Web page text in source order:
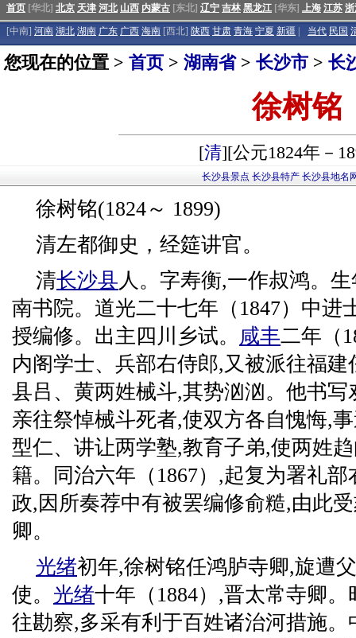
首页 [华北] 北京 天津 河北 山西 内蒙古 [东北] 辽宁 吉林 黑龙江 [华东] 上海 江苏
[中南] 河南 湖北 湖南 广东 广西 海南 [西北] 陕西 甘肃 青海 宁夏 新疆 当代 民国
您现在的位置 > 首页 > 湖南省> 长沙市 > 长
徐树铭
[清][公元1824年－
长沙县景点 长沙县特产 长沙县地名
徐树铭(1824～ 1899)
清左都御史，经筵讲官。
清长沙县人。字寿衡,一作叔鸿。
南书院。道光二十七年（1847）中进
授编修。出主四川乡试。 咸丰二年（
内阁学士、兵部右侍郎,又被派往福
县吕、黄两姓械斗,其势汹汹。他书
亲往祭悼械斗死者,使双方各自愧悔,
型仁、讲让两学塾,教育子弟,使两姓
籍。同治六年（1867）,起复为署礼
政,因所奏荐中有被罢编修俞糙,由此
卿。
光绪初年,徐树铭任鸿胪寺卿,旋遭
使。 光绪十年（1884）,晋太常寺卿。
往勘察,多采有利于百姓诸治河措施